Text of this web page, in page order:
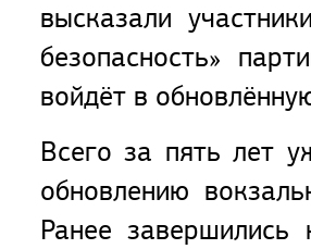
высказали
безопасность»
войдёт в
Всего за пять лет
обновлению
Ранее